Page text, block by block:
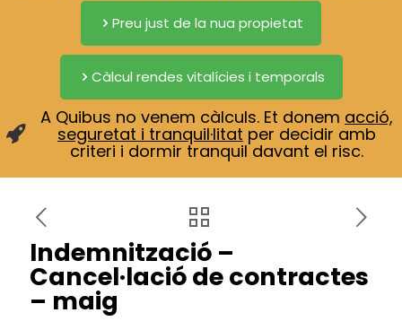
A Quibus no venem càlculs. Et donem acció,
seguretat i tranquil·litat per decidir amb
criteri i dormir tranquil davant el risc.
Preu just de la nua propietat
Càlcul rendes vitalícies i temporals
Indemnització –
Cancel·lació de contractes
– maig